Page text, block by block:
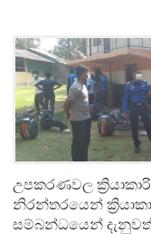
උපකරණවල
නිරන්තරයෙන්
සම්බන්ධයෙන්